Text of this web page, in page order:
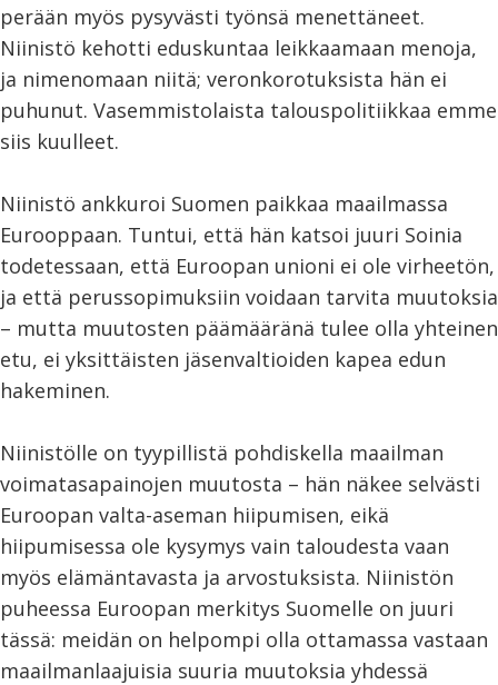
perään myös pysyvästi työnsä menettäneet.
Niinistö kehotti eduskuntaa leikkaamaan menoja,
ja nimenomaan niitä; veronkorotuksista hän ei
puhunut. Vasemmistolaista talouspolitiikkaa emme
siis kuulleet.
Niinistö ankkuroi Suomen paikkaa maailmassa
Eurooppaan. Tuntui, että hän katsoi juuri Soinia
todetessaan, että Euroopan unioni ei ole virheetön,
ja että perussopimuksiin voidaan tarvita muutoksia
– mutta muutosten päämääränä tulee olla yhteinen
etu, ei yksittäisten jäsenvaltioiden kapea edun
hakeminen.
Niinistölle on tyypillistä pohdiskella maailman
voimatasapainojen muutosta – hän näkee selvästi
Euroopan valta-aseman hiipumisen, eikä
hiipumisessa ole kysymys vain taloudesta vaan
myös elämäntavasta ja arvostuksista. Niinistön
puheessa Euroopan merkitys Suomelle on juuri
tässä: meidän on helpompi olla ottamassa vastaan
maailmanlaajuisia suuria muutoksia yhdessä